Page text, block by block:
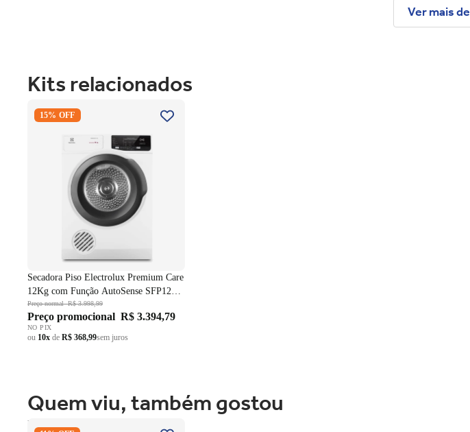
Ver mais
Kits relacionados
Care 12Kg com Função AutoSense
15% OFF
Secadora Piso Electrolux Premium Care
12Kg com Função AutoSense SFP12
Branco 220V
Preço normalR$ 3.998,99
Preço promocional R$ 3.394,79
NO PIX
ou 10x de R$ 368,99sem juros
Quem viu, também gostou
Fogão 4 Bocas Brastemp de